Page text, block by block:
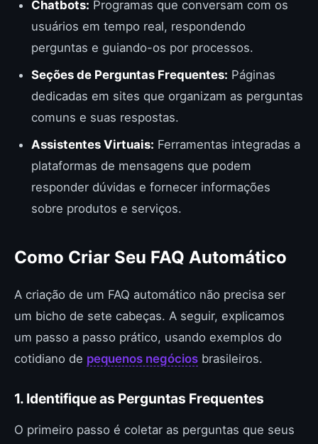
Chatbots: Programas que conversam com os
usuários em tempo real, respondendo
perguntas e guiando-os por processos.
Seções de Perguntas Frequentes: Páginas
dedicadas em sites que organizam as perguntas
comuns e suas respostas.
Assistentes Virtuais: Ferramentas integradas a
plataformas de mensagens que podem
responder dúvidas e fornecer informações
sobre produtos e serviços.
Como Criar Seu FAQ Automático
A criação de um FAQ automático não precisa ser
um bicho de sete cabeças. A seguir, explicamos
um passo a passo prático, usando exemplos do
cotidiano de pequenos negócios brasileiros.
1. Identifique as Perguntas Frequentes
O primeiro passo é coletar as perguntas que seus